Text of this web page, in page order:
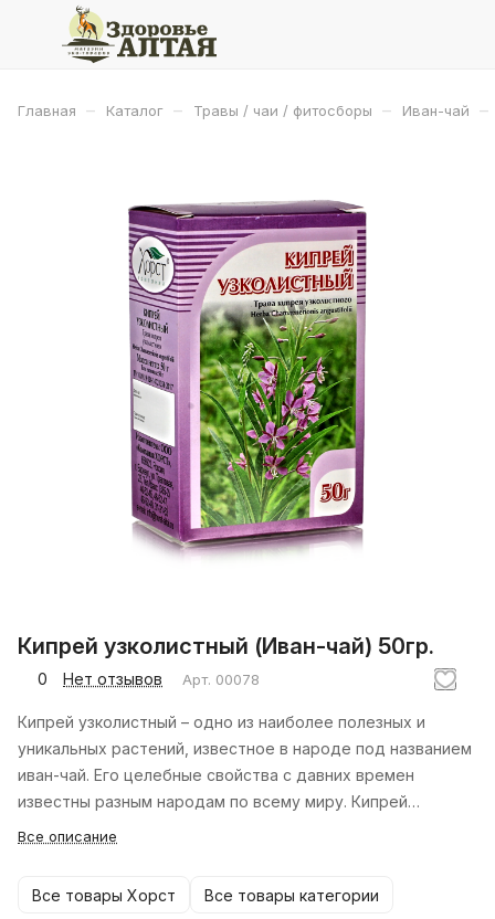
Главная – Каталог – Травы / чаи / фитосборы – Иван-чай –
Кипрей узколистный (Иван-чай) 50гр.
0 Нет отзывов Арт. 00078
Кипрей узколистный – одно из наиболее полезных и
уникальных растений, известное в народе под названием
иван-чай. Его целебные свойства с давних времен
известны разным народам по всему миру. Кипрей
содержит огромное количество полезных веществ,
самочувствие.Приготовленный из иван-чая напиток
Все описание
Все товары Хорст Все товары категории